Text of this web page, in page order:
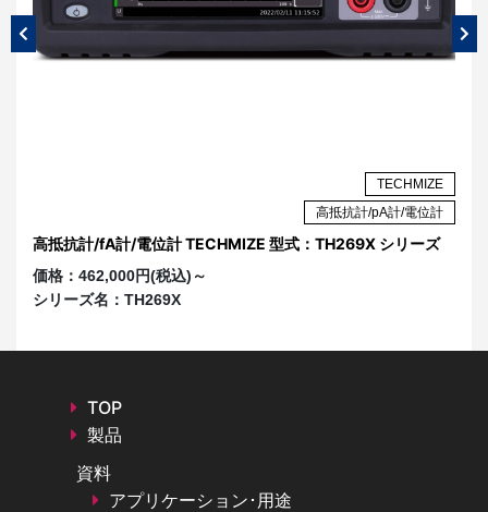
TECHMIZE
高抵抗計/pA計/電位計
高抵抗計/fA計/電位計 TECHMIZE 型式：TH269X シリーズ
価格： 462,000円(税込)～
シリーズ名： TH269X
TOP
製品
資料
アプリケーション･用途